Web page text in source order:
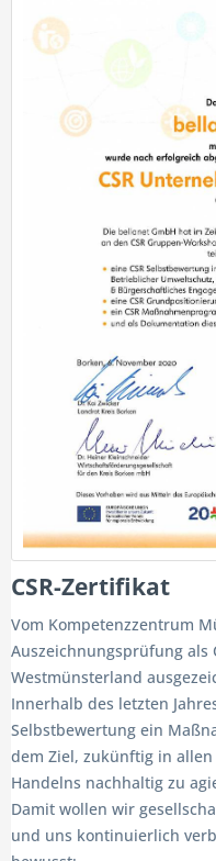
CSR-Zertifikat
Vom Kompetenzzentrum
Auszeichnungsprüfung als
Westmünsterland
Innerhalb des letzten
Selbstbewertung ein
dem Ziel, zukünftig in
Handelns nachhaltig zu
Damit wollen wir
und uns kontinuierlich